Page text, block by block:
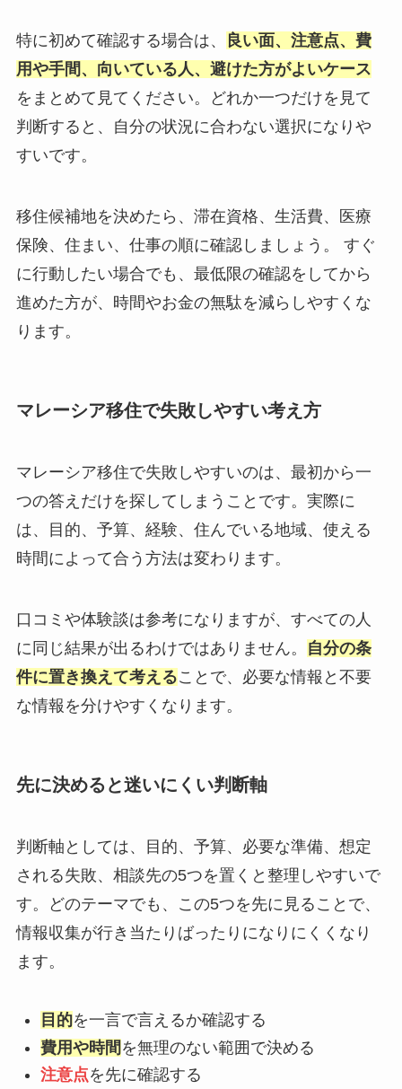
特に初めて確認する場合は、
良い面、注意点、費
用や手間、向いている人、避けた方がよいケース
をまとめて見てください。どれか一つだけを見て
判断すると、自分の状況に合わない選択になりや
すいです。
移住候補地を決めたら、滞在資格、生活費、医療
保険、住まい、仕事の順に確認しましょう。 すぐ
に行動したい場合でも、最低限の確認をしてから
進めた方が、時間やお金の無駄を減らしやすくな
ります。
マレーシア移住で失敗しやすい考え方
マレーシア移住で失敗しやすいのは、最初から一
つの答えだけを探してしまうことです。実際に
は、目的、予算、経験、住んでいる地域、使える
時間によって合う方法は変わります。
口コミや体験談は参考になりますが、すべての人
に同じ結果が出るわけではありません。
自分の条
件に置き換えて考えることで、必要な情報と不要
な情報を分けやすくなります。
先に決めると迷いにくい判断軸
判断軸としては、目的、予算、必要な準備、想定
される失敗、相談先の5つを置くと整理しやすいで
す。どのテーマでも、この5つを先に見ることで、
情報収集が行き当たりばったりになりにくくなり
ます。
目的を一言で言えるか確認する
費用や時間 を無理のない範囲で決める
注意点を先に確認する